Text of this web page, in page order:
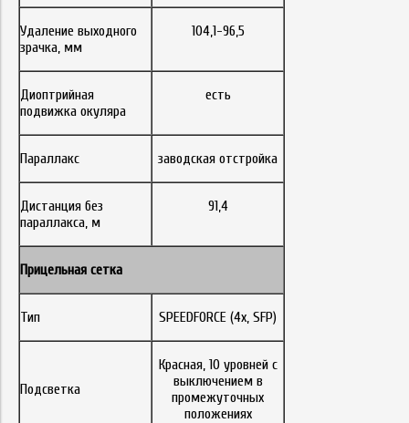
Удаление выходного
зрачка, мм
104,1-96,5
Диоптрийная
подвижка окуляра
есть
Параллакс заводская отстройка
Дистанция без
параллакса, м
91,4
Прицельная сетка
Тип SPEEDFORCE (4x, SFP)
Подсветка
Красная, 10 уровней с
выключением в
промежуточных
положениях